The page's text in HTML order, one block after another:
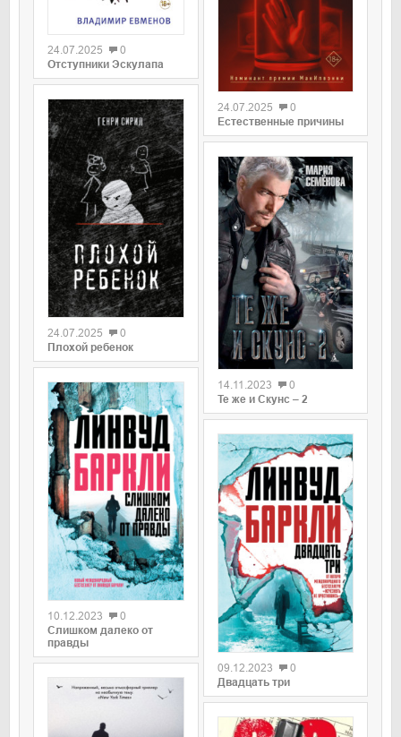
24.07.2025
0
Отступники Эскулапа
0
24.07.2025
0
Плохой ребенок
0
10.12.2023
0
Слишком далеко от
правды
24.07.2025
0
Естественные причины
14.11.2023
0
Те же и Скунс – 2
0
09.12.2023
0
Двадцать три